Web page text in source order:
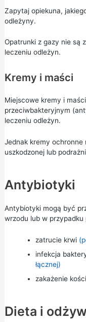
Zapytaj opiekuna,
odleżyny.
Opatrunki z gazy nie są
leczeniu odleżyn.
Kremy i maści
Miejscowe kremy i
przeciwbakteryjnym
leczeniu odleżyn.
Jednak kremy
uszkodzonej lub
Antybiotyki
Antybiotyki mogą być
wrzodu lub w
zatrucie krwi
infekcja
łącznej)
zakażenie kości
Dieta i